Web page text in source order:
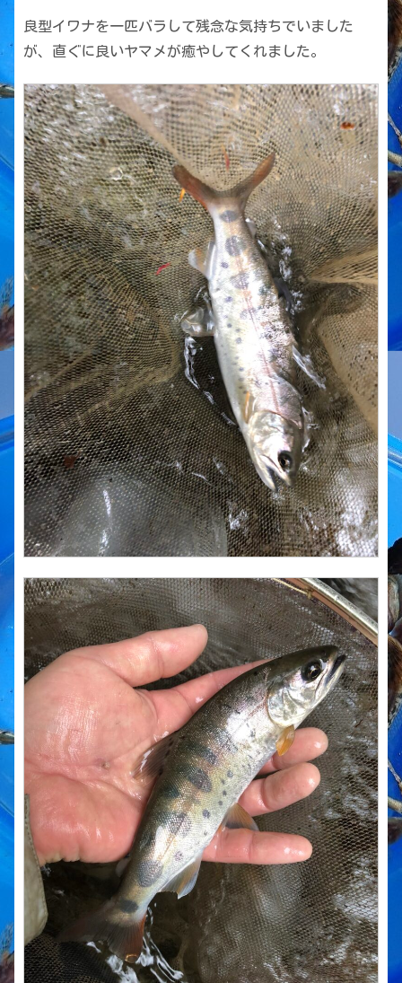
良型イワナを一匹バラして残念な気持ちでいました
が、直ぐに良いヤマメが癒やしてくれました。